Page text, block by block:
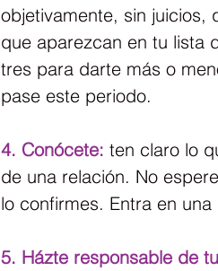
objetivamente, sin juicios,
que aparezcan en tu lista
tres para darte más o
pase este periodo.
4. Conócete: ten claro lo
de una relación. No
lo confirmes. Entra en
5. Házte responsable de